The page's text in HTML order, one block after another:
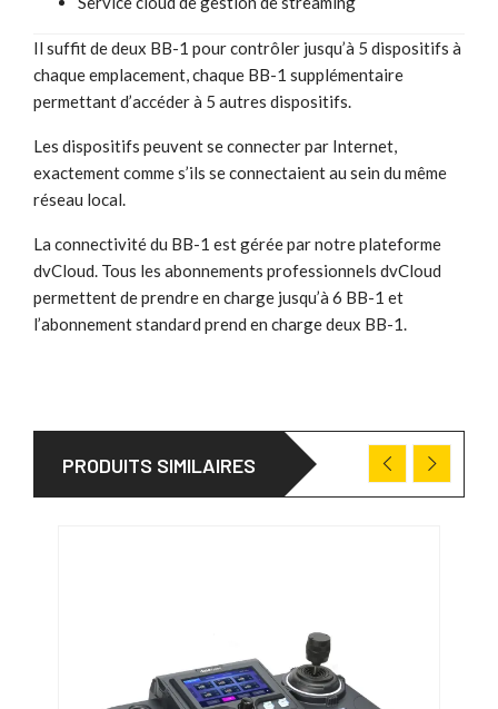
Il suffit de deux BB-1 pour contrôler jusqu’à 5 dispositifs à
chaque emplacement, chaque BB-1 supplémentaire
permettant d’accéder à 5 autres dispositifs.
Les dispositifs peuvent se connecter par Internet,
exactement comme s’ils se connectaient au sein du même
réseau local.
La connectivité du BB-1 est gérée par notre plateforme
dvCloud. Tous les abonnements professionnels dvCloud
permettent de prendre en charge jusqu’à 6 BB-1 et
l’abonnement standard prend en charge deux BB-1.
PRODUITS SIMILAIRES